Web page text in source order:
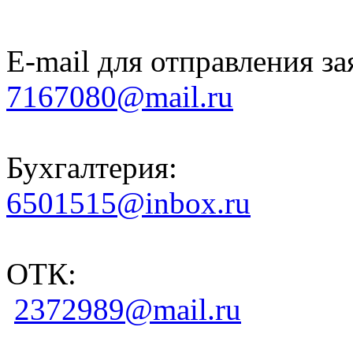
E-mail для отправления
7167080@mail.ru
Бухгалтерия:
6501515@inbox.ru
ОТК:
2372989@mail.ru